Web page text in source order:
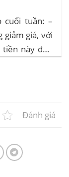
cuối tuần: –
giảm giá, với
này đều
Đánh giá